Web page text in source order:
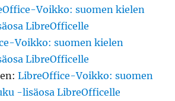
Voikko: suomen kielen
LibreOfficelle
Voikko: suomen kielen
LibreOfficelle
:LibreOffice-Voikko: suomen
-lisäosa LibreOfficelle